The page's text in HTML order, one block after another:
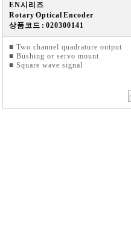
EN시리즈
Rotary Optical Encoder
상품코드 : 020300141
■ Two channel quadrature output
■ Bushing or servo mount
■ Square wave signal